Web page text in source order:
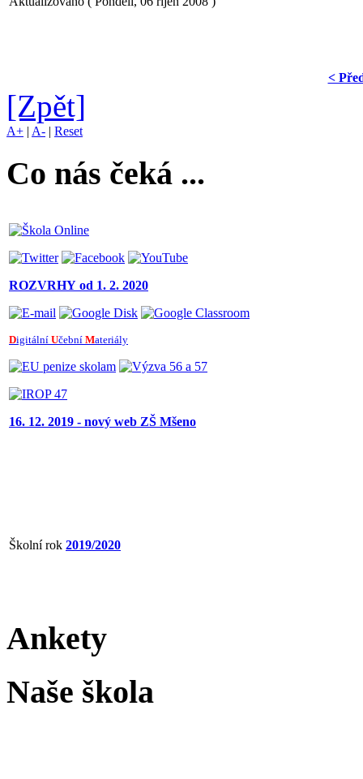
<
[Zpět]
A+ | A- | Reset
Co nás čeká ...
ROZVRHY od 1. 2. 2020
Digitální Učební Materiály
16. 12. 2019 - nový web ZŠ Mšeno
Školní rok 2019/2020
Ankety
Naše škola